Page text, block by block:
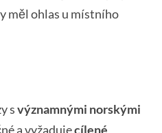
měl ohlas u místního
svýznamnými norskými
a vyžadujecílené